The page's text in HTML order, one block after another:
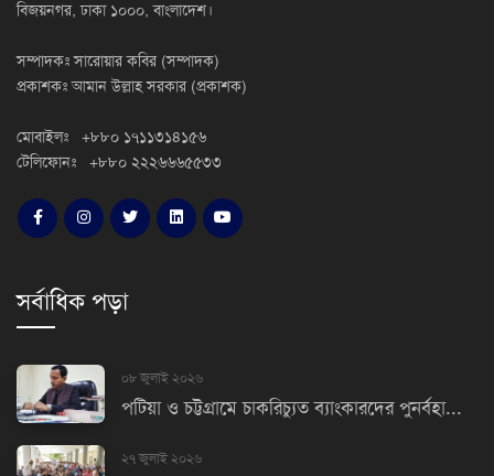
বিজয়নগর, ঢাকা ১০০০, বাংলাদেশ।
সম্পাদকঃ সারোয়ার কবির (সম্পাদক)
প্রকাশকঃ আমান উল্লাহ সরকার (প্রকাশক)
মোবাইলঃ +৮৮০ ১৭১১৩১৪১৫৬
টেলিফোনঃ +৮৮০ ২২২৬৬৬৫৫৩৩
সর্বাধিক পড়া
০৮ জুলাই ২০২৬
পটিয়া ও চট্টগ্রামে চাকরিচ্যুত ব্যাংকারদের পুনর্বহা...
২৭ জুলাই ২০২৬